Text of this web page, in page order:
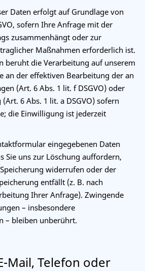
Daten erfolgt auf Grundlage von
sofern Ihre Anfrage mit der
zusammenhängt oder zur
Maßnahmen erforderlich ist.
beruht die Verarbeitung auf unserem
an der effektiven Bearbeitung der an
(Art. 6 Abs. 1 lit. f DSGVO) oder
6 Abs. 1 lit. a DSGVO) sofern
die Einwilligung ist jederzeit
eingegebenen Daten
Sie uns zur Löschung auffordern,
widerrufen oder der
entfällt (z. B. nach
Ihrer Anfrage). Zwingende
– insbesondere
– bleiben unberührt.
Mail, Telefon oder